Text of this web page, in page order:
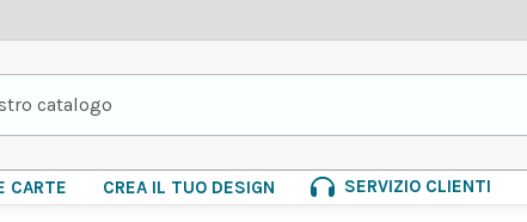
CARTE CREA IL TUO DESIGN SERVIZIO CLIENTI